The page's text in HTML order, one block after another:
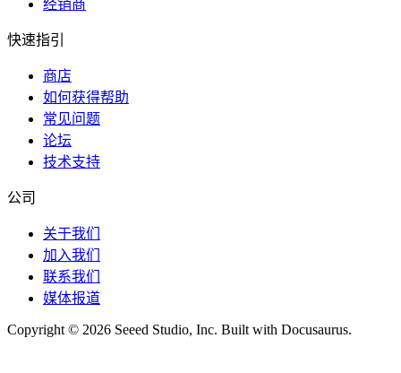
经销商
快速指引
商店
如何获得帮助
常见问题
论坛
技术支持
公司
关于我们
加入我们
联系我们
媒体报道
Copyright © 2026 Seeed Studio, Inc. Built with Docusaurus.